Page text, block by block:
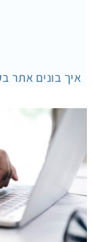
איך בונים אתר